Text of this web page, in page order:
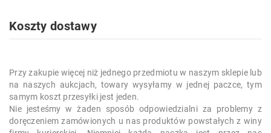
Koszty dostawy
Przy zakupie więcej niż jednego przedmiotu w naszym sklepie lub
na naszych aukcjach, towary wysyłamy w jednej paczce, tym
samym koszt przesyłki jest jeden.
Nie jesteśmy w żaden sposób odpowiedzialni za problemy z
doręczeniem zamówionych u nas produktów powstałych z winy